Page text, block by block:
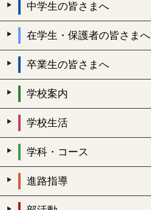
中学生の皆さまへ
在学生・保護者の皆さまへ
卒業生の皆さまへ
学校案内
学校生活
学科・コース
進路指導